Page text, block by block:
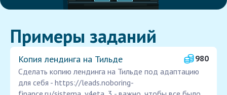
Примеры заданий
Копия лендинга на Тильде
980
Сделать копию лендинга на Тильде под адаптацию
для себя - https://leads.noboring-